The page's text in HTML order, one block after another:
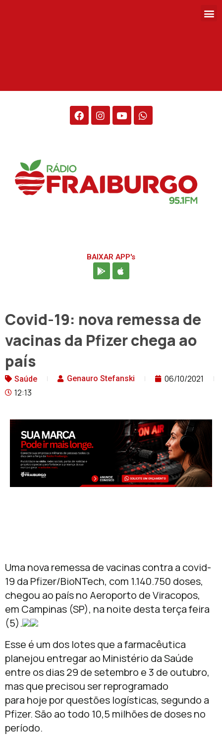
BAIXAR APP's
Covid-19: nova remessa de
vacinas da Pfizer chega ao
país
Saúde Genauro Stefanski
06/10/2021
12:13
Uma nova remessa de vacinas contra a covid-
19 da Pfizer/BioNTech, com 1.140.750 doses,
chegou ao país no Aeroporto de Viracopos,
em Campinas (SP), na noite desta terça feira
(5).
Esse é um dos lotes que a farmacêutica
planejou entregar ao Ministério da Saúde
entre os dias 29 de setembro e 3 de outubro,
mas que precisou ser reprogramado
para hoje por questões logísticas, segundo a
Pfizer. São ao todo 10,5 milhões de doses no
período.